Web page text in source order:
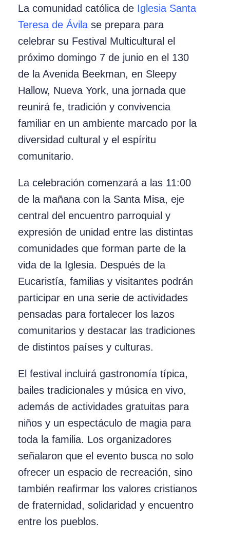
La comunidad católica de Iglesia Santa
Teresa de Ávila se prepara para
celebrar su Festival Multicultural el
próximo domingo 7 de junio en el 130
de la Avenida Beekman, en Sleepy
Hallow, Nueva York, una jornada que
reunirá fe, tradición y convivencia
familiar en un ambiente marcado por la
diversidad cultural y el espíritu
comunitario.
La celebración comenzará a las 11:00
de la mañana con la Santa Misa, eje
central del encuentro parroquial y
expresión de unidad entre las distintas
comunidades que forman parte de la
vida de la Iglesia. Después de la
Eucaristía, familias y visitantes podrán
participar en una serie de actividades
pensadas para fortalecer los lazos
comunitarios y destacar las tradiciones
de distintos países y culturas.
El festival incluirá gastronomía típica,
bailes tradicionales y música en vivo,
además de actividades gratuitas para
niños y un espectáculo de magia para
toda la familia. Los organizadores
señalaron que el evento busca no solo
ofrecer un espacio de recreación, sino
también reafirmar los valores cristianos
de fraternidad, solidaridad y encuentro
entre los pueblos.